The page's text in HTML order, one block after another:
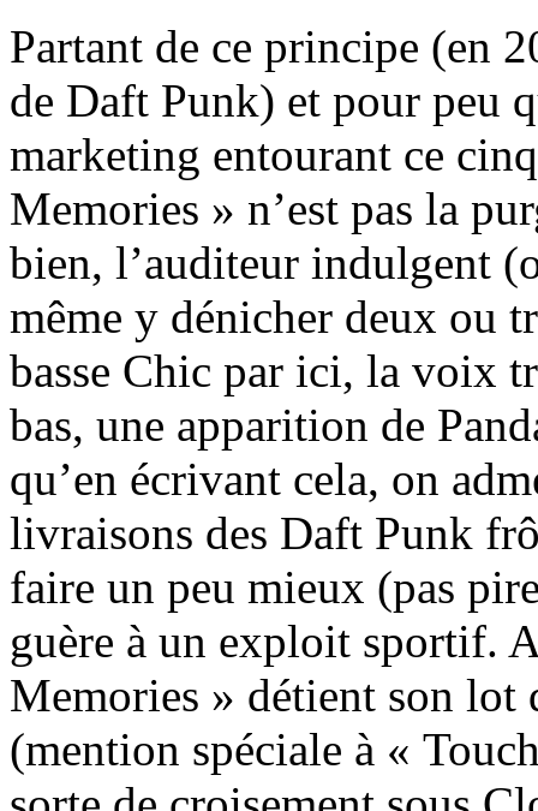
Partant de ce principe (en
de Daft Punk) et pour peu
marketing entourant ce
Memories » n’est pas la
bien, l’auditeur indulgent
même y dénicher deux ou
basse Chic par ici, la voix
bas, une apparition de
qu’en écrivant cela, on
livraisons des Daft Punk
faire un peu mieux (pas
guère à un exploit sportif.
Memories » détient son lot
(mention spéciale à «